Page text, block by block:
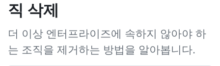
직 삭제
더 이상 엔터프라이즈에 속하지 않아야 하
는 조직을 제거하는 방법을 알아봅니다.